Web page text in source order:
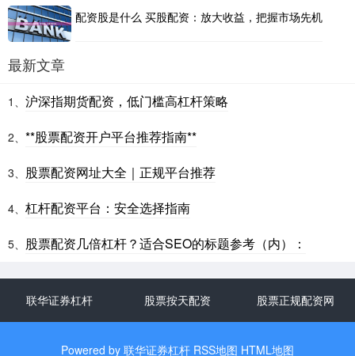
配资股是什么 买股配资：放大收益，把握市场先机
最新文章
1、 沪深指期货配资，低门槛高杠杆策略
2、 **股票配资开户平台推荐指南**
3、 股票配资网址大全｜正规平台推荐
4、 杠杆配资平台：安全选择指南
5、 股票配资几倍杠杆？适合SEO的标题参考（内）：
联华证券杠杆 股票按天配资 股票正规配资网
Powered by 联华证券杠杆 RSS地图 HTML地图